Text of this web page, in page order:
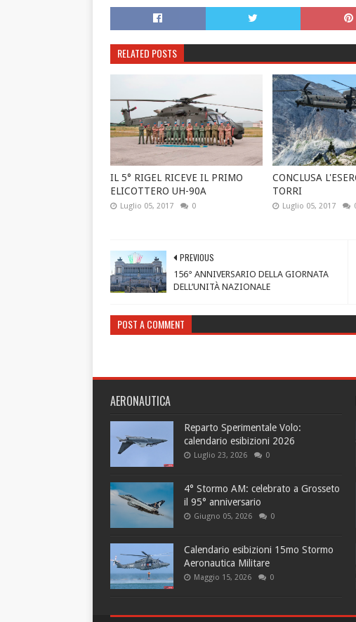
RELATED POSTS
IL 5° RIGEL RICEVE IL PRIMO
ELICOTTERO UH-90A
Luglio 05, 2017 0
CONCLUSA
TORRI
Luglio 05, 2017
PREVIOUS
156° ANNIVERSARIO DELLA GIORNATA
DELL’UNITÀ NAZIONALE
POST A COMMENT
AERONAUTICA
Reparto Sperimentale Volo:
calendario esibizioni 2026
Luglio 23, 2026 0
4° Stormo AM: celebrato a Grosseto
il 95° anniversario
Giugno 05, 2026 0
Calendario esibizioni 15mo Stormo
Aeronautica Militare
Maggio 15, 2026 0